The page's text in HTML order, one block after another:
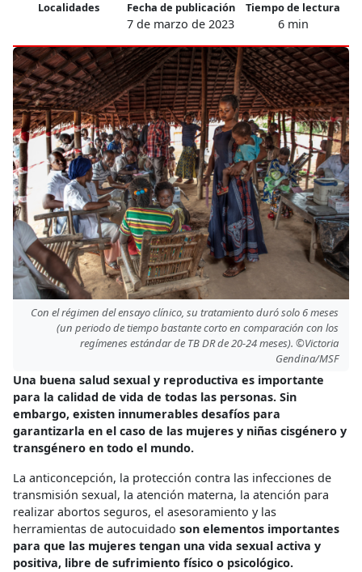
Localidades Fecha de publicación
7 de marzo de 2023
Tiempo de lectura
6 min
Con el régimen del ensayo clínico, su tratamiento duró solo 6 meses
(un periodo de tiempo bastante corto en comparación con los
regímenes estándar de TB DR de 20-24 meses). ©Victoria
Gendina/MSF
Una buena salud sexual y reproductiva es importante
para la calidad de vida de todas las personas. Sin
embargo, existen innumerables desafíos para
garantizarla en el caso de las mujeres y niñas cisgénero y
transgénero en todo el mundo.
La anticoncepción, la protección contra las infecciones de
transmisión sexual, la atención materna, la atención para
realizar abortos seguros, el asesoramiento y las
herramientas de autocuidado son elementos importantes
para que las mujeres tengan una vida sexual activa y
positiva, libre de sufrimiento físico o psicológico.